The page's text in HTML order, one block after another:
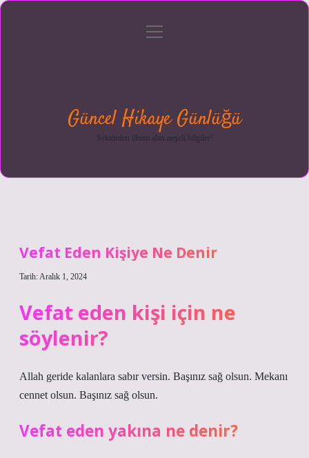
menüyü
Güncel Hikaye Günlüğü
Sektörden ilham alan neşeli bilgiler!
Vefat Eden Kişiye Ne Denir
Tarih: Aralık 1, 2024
Vefat eden kişi için ne
söylenir?
Allah geride kalanlara sabır versin. Başınız sağ olsun. Mekanı
cennet olsun. Başınız sağ olsun.
Vefat eden yakına ne denir?